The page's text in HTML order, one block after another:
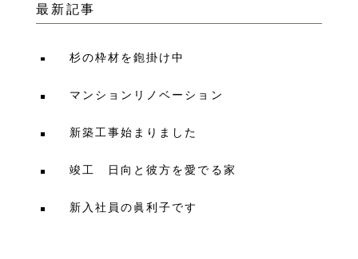
最新記事
杉の枠材を鉋掛け中
マンションリノベーション
新築工事始まりました
竣工 日向と彼方を愛でる家
新入社員の眞利子です